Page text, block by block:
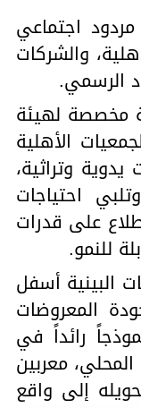
اجتماعي
والشركات
الرسمي.
مخصصة لهيئة
الأهلية
وتراثية،
احتياجات
على قدرات
للنمو.
البينية أسفل
المعروضات
رائداً في
معربين
إلى واقع